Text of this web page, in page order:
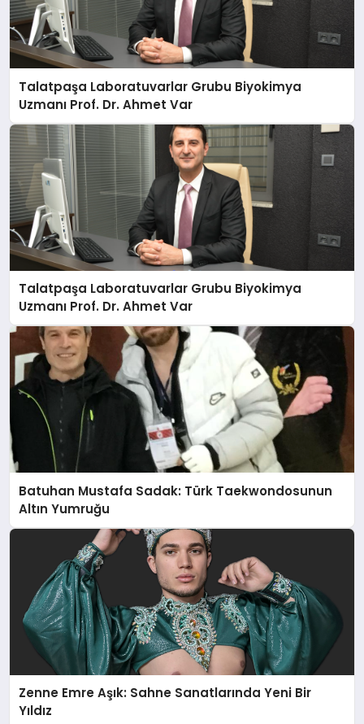
Talatpaşa Laboratuvarlar Grubu Biyokimya
Uzmanı Prof. Dr. Ahmet Var
Talatpaşa Laboratuvarlar Grubu Biyokimya
Uzmanı Prof. Dr. Ahmet Var
Batuhan Mustafa Sadak: Türk Taekwondosunun
Altın Yumruğu
Zenne Emre Aşık: Sahne Sanatlarında Yeni Bir
Yıldız